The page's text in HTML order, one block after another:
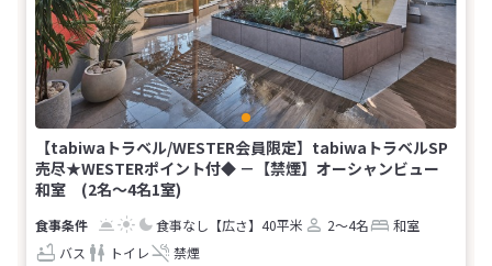
【tabiwaトラベル/WESTER会員限定】tabiwaトラベルSP
売尽★WESTERポイント付◆ －【禁煙】オーシャンビュー
和室 (2名～4名1室)
食事なし 【広さ】40平米 2～4名
和室
バス
トイレ 禁煙